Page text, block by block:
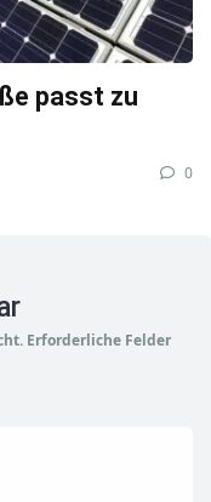
passt zu
0
Erforderliche Felder